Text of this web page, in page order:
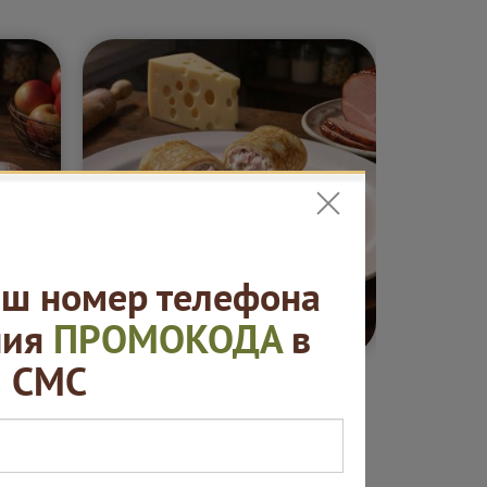
₽ от 420 ₽
номер телефона
ПРОМОКОДАв
СМС